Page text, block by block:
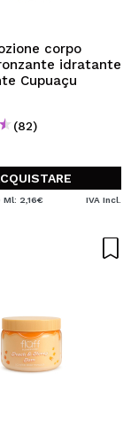
corpo
idratante
Cupuaçu
(82)
Ml: 2,16€ IVA Incl.